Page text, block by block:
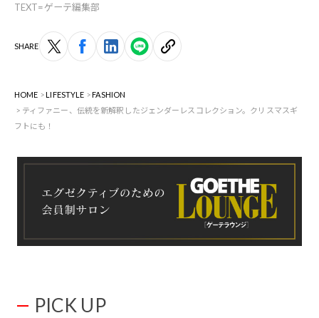
TEXT=ゲーテ編集部
SHARE
HOME LIFESTYLE
FASHION
ティファニー、伝統を新解釈したジェンダーレスコレクション。クリスマスギ
フトにも！
PICK UP